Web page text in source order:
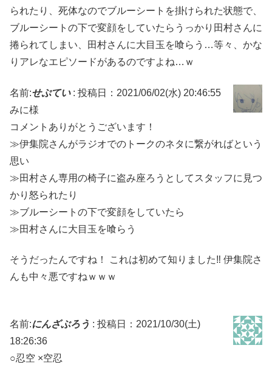
られたり、死体なのでブルーシートを掛けられた状態で、
ブルーシートの下で変顔をしていたらうっかり田村さんに
捲られてしまい、田村さんに大目玉を喰らう…等々、かな
りアレなエピソードがあるのですよね…ｗ
名前:せぷてい: 投稿日：2021/06/02(水) 20:46:55
みに様
コメントありがとうございます！
≫伊集院さんがラジオでのトークのネタに繋がればという
思い
≫田村さん専用の椅子に盗み座ろうとしてスタッフに見つ
かり怒られたり
≫ブルーシートの下で変顔をしていたら
≫田村さんに大目玉を喰らう
そうだったんですね！ これは初めて知りました‼ 伊集院さ
んも中々悪ですねｗｗｗ
名前:にんざぶろう : 投稿日：2021/10/30(土)
18:26:36
○忍空 ×空忍